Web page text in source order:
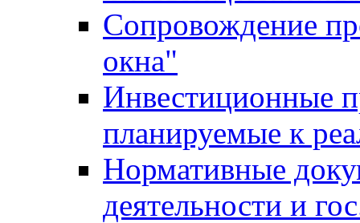
Сопровождение
окна"
Инвестиционные
планируемые к
Нормативные
деятельности и